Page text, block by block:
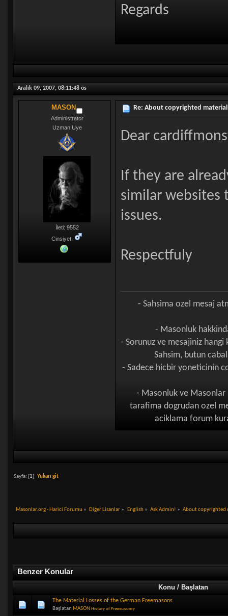
Regards
Aralık 09, 2007, 08:11:48 ös
MASON
Administrator
Uzman Uye
İleti: 9552
Cinsiyet:
Re: About copyrighted material
Dear
If they are
similar websites
issues.
Respectfuly
- Sahsima ozel mesaj
- Masonluk
- Sorunuz ve mesajiniz
Sahsim, butun
- Sadece hicbir yoneticinin
- Masonluk ve
tarafima dogrudan ozel
aciklama forum
Sayfa: [1] Yukarı git
Masonlar.org - Harici Forumu » Diğer Lisanlar » English» Ask Admin! » About copyrighted
Benzer Konular
Konu / Başlatan
The Material Losses of the German Freemasons
Başlatan MASON History of Freemasonry